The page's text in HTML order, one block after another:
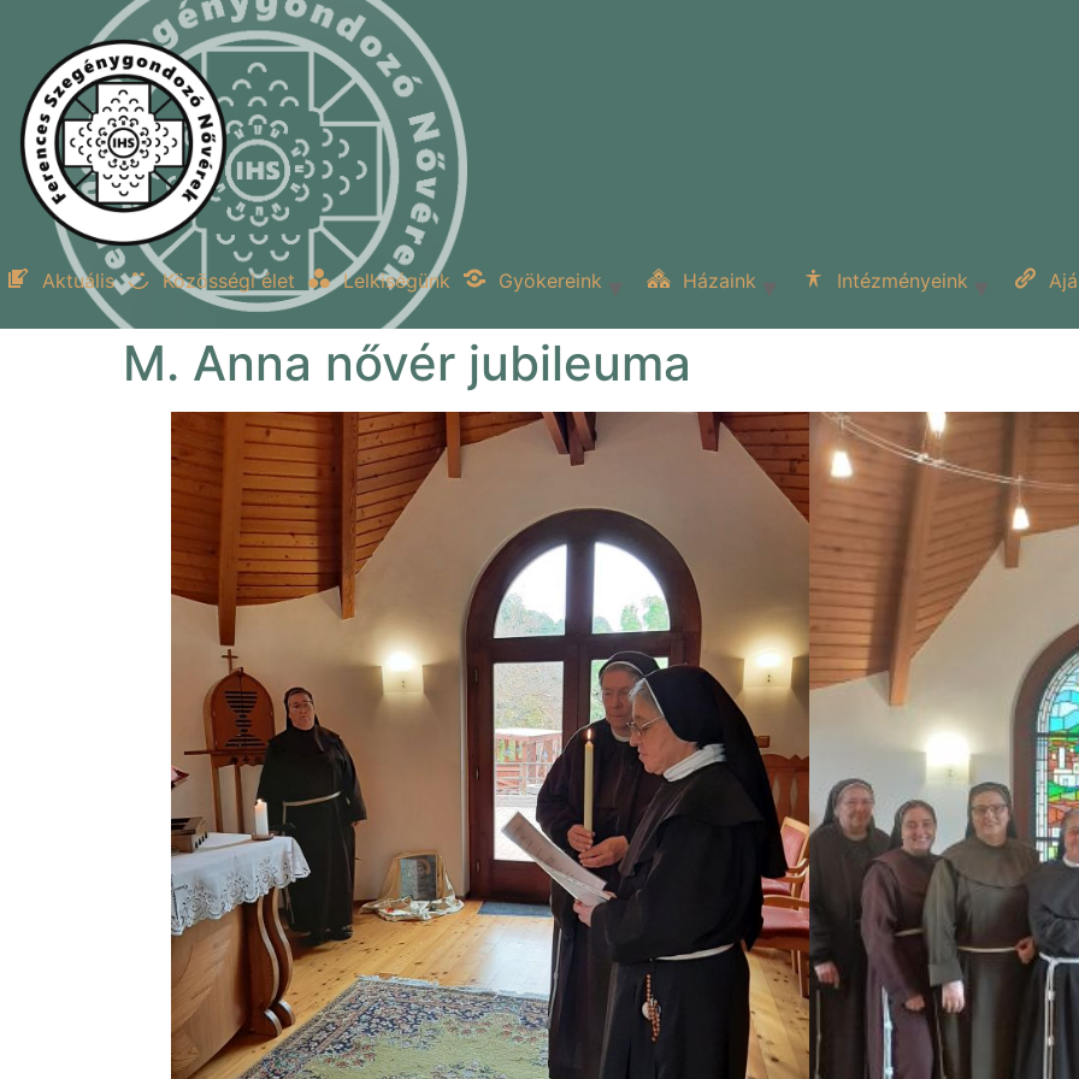
Aktuális Közösségi élet Lelkiségünk Gyökereink Házaink Intézményeink
M. Anna nővér jubileuma